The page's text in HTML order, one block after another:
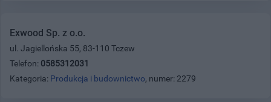
Exwood Sp. z o.o.
ul. Jagiellońska 55, 83-110 Tczew
Telefon: 0585312031
Kategoria: Produkcja i budownictwo, numer: 2279